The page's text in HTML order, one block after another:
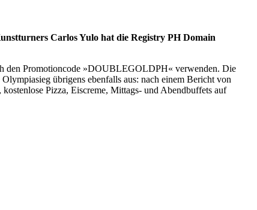
Carlos Yulo hat die Registry PH Domain
den Promotioncode »DOUBLEGOLDPH« verwenden. Die
übrigens ebenfalls aus: nach einem Bericht von
Pizza, Eiscreme, Mittags- und Abendbuffets auf